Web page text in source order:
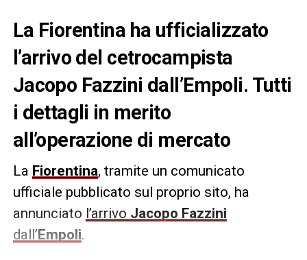
La Fiorentina ha ufficializzato
l’arrivo del cetrocampista
Jacopo Fazzini dall’Empoli. Tutti
i dettagli in merito
all’operazione di mercato
La Fiorentina, tramite un comunicato
ufficiale pubblicato sul proprio sito, ha
annunciato l’arrivo Jacopo Fazzini
dall’Empoli.